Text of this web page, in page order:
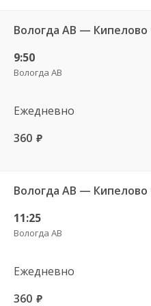
Вологда АВ — Кипелово
9:50
Вологда АВ
Ежедневно
360 руб.
Вологда АВ — Кипелово
11:25
Вологда АВ
Ежедневно
360 руб.